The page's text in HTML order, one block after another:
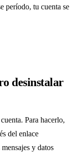
período, tu cuenta se
desinstalar
Para hacerlo,
del enlace
y datos